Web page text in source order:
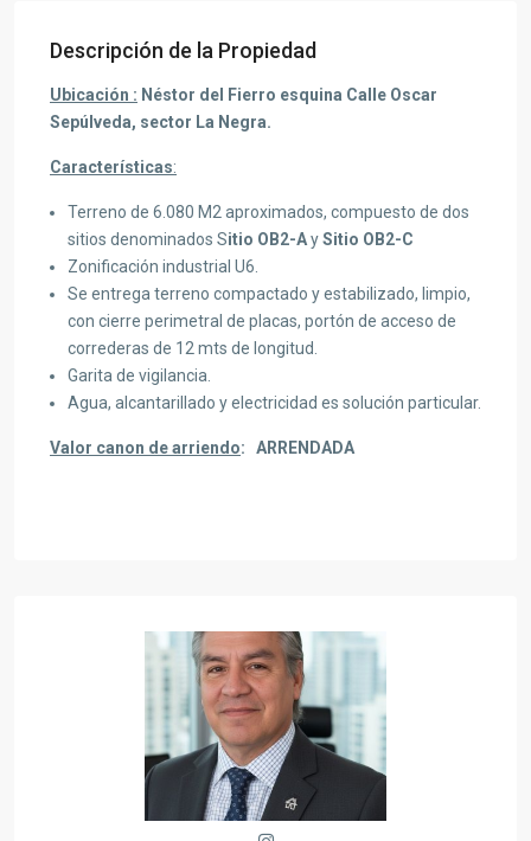
Descripción de la Propiedad
Ubicación : Néstor del Fierro esquina Calle Oscar
Sepúlveda, sector La Negra.
Características:
Terreno de 6.080 M2 aproximados, compuesto de dos
sitios denominados Sitio OB2-AySitio OB2-C
Zonificación industrial U6.
Se entrega terreno compactado y estabilizado, limpio,
con cierre perimetral de placas, portón de acceso de
correderas de 12 mts de longitud.
Garita de vigilancia.
Agua, alcantarillado y electricidad es solución particular.
Valor canon de arriendo: ARRENDADA